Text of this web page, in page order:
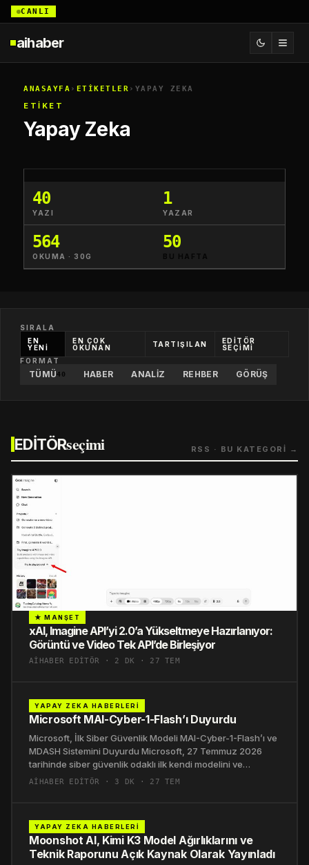
CANLI
aihaber
ANASAYFA › ETİKETLER › YAPAY ZEKA
ETİKET
Yapay Zeka
40
YAZI
1
YAZAR
564
OKUMA · 30G
50
BU HAFTA
SIRALA
EN
YENİ
EN ÇOK
OKUNAN
TARTIŞILAN
EDİTÖR
SEÇİMİ
FORMAT
TÜMÜ40 HABER ANALIZ REHBER GÖRÜŞ
EDİTÖRseçimi RSS · BU KATEGORİ →
★ MANŞET
xAI, Imagine API’yi 2.0’a Yükseltmeye Hazırlanıyor:
Görüntü ve Video Tek API’de Birleşiyor
AIHABER EDITÖR · 2 DK · 27 TEM
YAPAY ZEKA HABERLERI
Microsoft MAI-Cyber-1-Flash’ı Duyurdu
Microsoft, İlk Siber Güvenlik Modeli MAI-Cyber-1-Flash’ı ve
MDASH Sistemini Duyurdu Microsoft, 27 Temmuz 2026
tarihinde siber güvenlik odaklı ilk kendi modelini ve…
AIHABER EDITÖR · 3 DK · 27 TEM
YAPAY ZEKA HABERLERI
Moonshot AI, Kimi K3 Model Ağırlıklarını ve
Teknik Raporunu Açık Kaynak Olarak Yayınladı